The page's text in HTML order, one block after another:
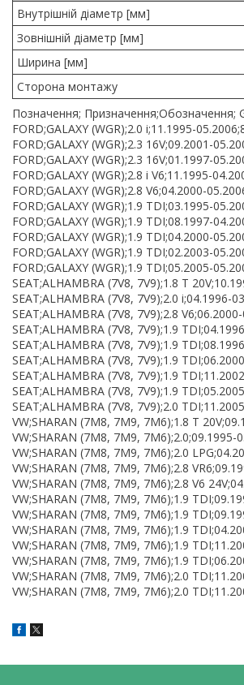
Внутрішній діаметр [мм]
Зовнішній діаметр [мм]
Ширина [мм]
Сторона монтажу
Позначення; Призначення;Обозначення;
FORD;GALAXY (WGR);2.0 i;11.1995-
FORD;GALAXY (WGR);2.3 16V;09.2001-
FORD;GALAXY (WGR);2.3 16V;01.1997-
FORD;GALAXY (WGR);2.8 i V6;11.1995-
FORD;GALAXY (WGR);2.8 V6;04.2000-
FORD;GALAXY (WGR);1.9 TDI;03.1995-
FORD;GALAXY (WGR);1.9 TDI;08.1997-
FORD;GALAXY (WGR);1.9 TDI;04.2000-
FORD;GALAXY (WGR);1.9 TDI;02.2003-
FORD;GALAXY (WGR);1.9 TDI;05.2005-
SEAT;ALHAMBRA (7V8, 7V9);1.8 T
SEAT;ALHAMBRA (7V8, 7V9);2.0 i;04.1996-
SEAT;ALHAMBRA (7V8, 7V9);2.8
SEAT;ALHAMBRA (7V8, 7V9);1.9
SEAT;ALHAMBRA (7V8, 7V9);1.9
SEAT;ALHAMBRA (7V8, 7V9);1.9
SEAT;ALHAMBRA (7V8, 7V9);1.9
SEAT;ALHAMBRA (7V8, 7V9);1.9
SEAT;ALHAMBRA (7V8, 7V9);2.0
VW;SHARAN (7M8, 7M9, 7M6);1.8 T
VW;SHARAN (7M8, 7M9, 7M6);2.0;09.1995-
VW;SHARAN (7M8, 7M9, 7M6);2.0
VW;SHARAN (7M8, 7M9, 7M6);2.8
VW;SHARAN (7M8, 7M9, 7M6);2.8 V6
VW;SHARAN (7M8, 7M9, 7M6);1.9
VW;SHARAN (7M8, 7M9, 7M6);1.9
VW;SHARAN (7M8, 7M9, 7M6);1.9
VW;SHARAN (7M8, 7M9, 7M6);1.9
VW;SHARAN (7M8, 7M9, 7M6);1.9
VW;SHARAN (7M8, 7M9, 7M6);2.0
VW;SHARAN (7M8, 7M9, 7M6);2.0